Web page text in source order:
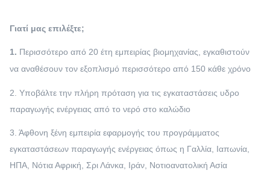
Γιατί μας επιλέξτε;
1. Περισσότερο από 20 έτη εμπειρίας βιομηχανίας, εγκαθιστούν
να αναθέσουν τον εξοπλισμό περισσότερο από 150 κάθε χρόνο
2. Υποβάλτε την πλήρη πρόταση για τις εγκαταστάσεις υδρο
παραγωγής ενέργειας από το νερό στο καλώδιο
3. Άφθονη ξένη εμπειρία εφαρμογής του προγράμματος
εγκαταστάσεων παραγωγής ενέργειας όπως η Γαλλία, Ιαπωνία,
ΗΠΑ, Νότια Αφρική, Σρι Λάνκα, Ιράν, Νοτιοανατολική Ασία